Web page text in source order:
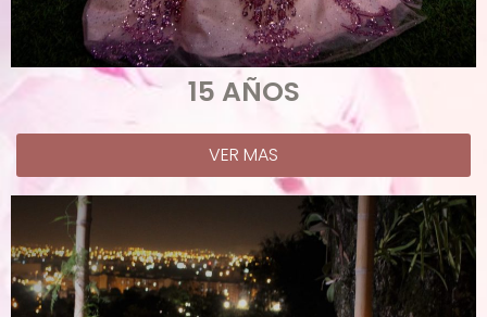
15 AÑOS
VER MAS